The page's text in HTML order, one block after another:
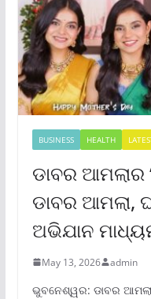
BUSINESS HEALTH
ଡାବର ଆମଲାର
ଡାବର ଆମଲା,
ଅଭିଯାନ
May 13, 2026 admin
ଭୁବନେଶ୍ୱର: ଡାବର